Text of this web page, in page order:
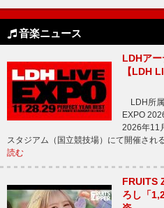
音楽ニュース
LDHア
【LDH
LDH所属
EXPO
2026年11
スタジアム（国立競技場）にて開催さ
読む
FRUITS
ろし「